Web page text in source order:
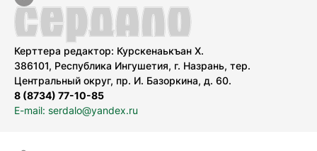
Керттера редактор: Курскенаькъан Х.
386101, Республика Ингушетия, г. Назрань, тер.
Центральный округ, пр. И. Базоркина, д. 60.
8 (8734) 77-10-85
E-mail: serdalo@yandex.ru